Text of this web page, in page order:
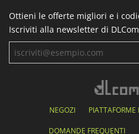
Ottieni le offerte migliori e i
Iscriviti alla newsletter di
NEGOZI PIATTAFORME
DOMANDE FREQUENTI